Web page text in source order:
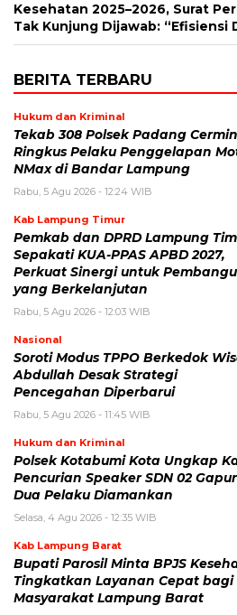
Kesehatan 2025–2026, Surat
Tak Kunjung Dijawab: “Efisiensi
BERITA TERBARU
Hukum dan Kriminal
Tekab 308 Polsek Padang Cermin
Ringkus Pelaku Penggelapan
NMax di Bandar Lampung
Rabu, 5 Agu 2026 - 12:24 WIB
Kab Lampung Timur
Pemkab dan DPRD Lampung
Sepakati KUA-PPAS APBD 2027,
Perkuat Sinergi untuk
yang Berkelanjutan
Rabu, 5 Agu 2026 - 12:03 WIB
Nasional
Soroti Modus TPPO Berkedok
Abdullah Desak Strategi
Pencegahan Diperbarui
Rabu, 5 Agu 2026 - 11:45 WIB
Hukum dan Kriminal
Polsek Kotabumi Kota Ungkap
Pencurian Speaker SDN 02
Dua Pelaku Diamankan
Selasa, 4 Agu 2026 - 12:35 WIB
Kab Lampung Barat
Bupati Parosil Minta BPJS
Tingkatkan Layanan Cepat bagi
Masyarakat Lampung Barat